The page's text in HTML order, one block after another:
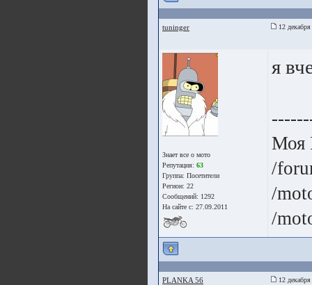
tuninger 12
Знает все о мото
Репутация: 63
Группа: Посетители
Регион: 22
Сообщений: 1292
На сайте с: 27.09.2011
я
Моя
/
/
/
PLANKA 56 12